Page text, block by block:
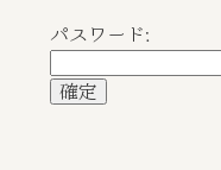
パスワード: